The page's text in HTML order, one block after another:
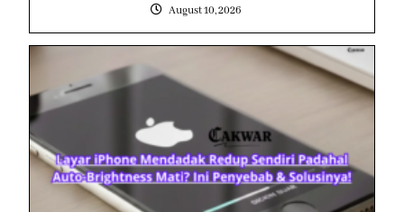
August 10, 2026